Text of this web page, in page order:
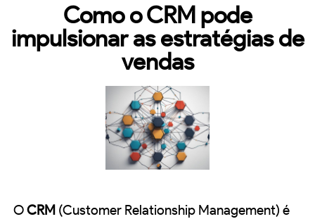
Como o CRM pode
impulsionar as estratégias de
vendas
OCRM (Customer Relationship Management) é